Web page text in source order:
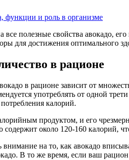
и роль в организме
все полезные свойства авокадо,
для достижения оптимального
в рационе
в рационе зависит от
употреблять от одной
калорий.
продуктом, и его
содержит около 120-160 калорий,
внимание на то, как авокадо
В то же время, если ваш